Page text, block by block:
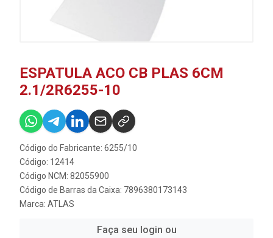
ESPATULA ACO CB PLAS 6CM
2.1/2R6255-10
Código do Fabricante: 6255/10
Código: 12414
Código NCM: 82055900
Código de Barras da Caixa: 7896380173143
Marca: ATLAS
Faça seu login ou